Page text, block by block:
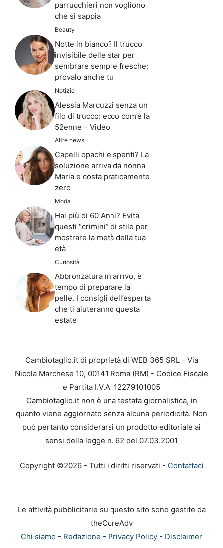
parrucchieri non vogliono
che si sappia
Beauty
Notte in bianco? Il trucco
invisibile delle star per
sembrare sempre fresche:
provalo anche tu
Notizie
Alessia Marcuzzi senza un
filo di trucco: ecco com’è la
52enne – Video
Altre news
Capelli opachi e spenti? La
soluzione arriva da nonna
Maria e costa praticamente
zero
Moda
Hai più di 60 Anni? Evita
questi “crimini” di stile per
mostrare la metà della tua
età
Curiosità
Abbronzatura in arrivo, è
tempo di preparare la
pelle. I consigli dell’esperta
che ti aiuteranno questa
estate
Cambiotaglio.it di proprietà di WEB 365 SRL - Via
Nicola Marchese 10, 00141 Roma (RM) - Codice Fiscale
e Partita I.V.A. 12279101005
Cambiotaglio.it non è una testata giornalistica, in
quanto viene aggiornato senza alcuna periodicità. Non
può pertanto considerarsi un prodotto editoriale ai
sensi della legge n. 62 del 07.03.2001
Copyright ©2026 - Tutti i diritti riservati - Contattaci
Le attività pubblicitarie su questo sito sono gestite da
theCoreAdv
Chi siamo - Redazione - Privacy Policy - Disclaimer